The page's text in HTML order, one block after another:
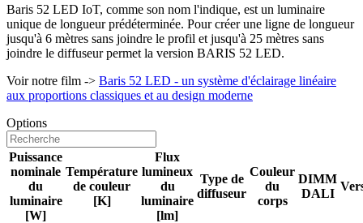
Baris 52 LED IoT, comme son nom l'indique, est un luminaire
unique de longueur prédéterminée. Pour créer une ligne de longueur
jusqu'à 6 mètres sans joindre le profil et jusqu'à 25 mètres sans
joindre le diffuseur permet la version BARIS 52 LED.
Voir notre film -> Baris 52 LED - un système d'éclairage linéaire
aux proportions classiques et au design moderne
Options
Puissance
nominale
du
luminaire
[W]
Température
de couleur
[K]
Flux
lumineux
du
luminaire
[lm]
Type de
diffuseur
Couleur
du
corps
DIMM
DALI